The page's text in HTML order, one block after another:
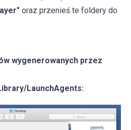
oraz przenieś te foldery do
wygenerowanych przez
LaunchAgents: